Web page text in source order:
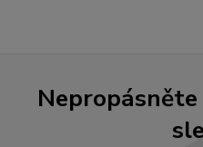
Nepropásněte